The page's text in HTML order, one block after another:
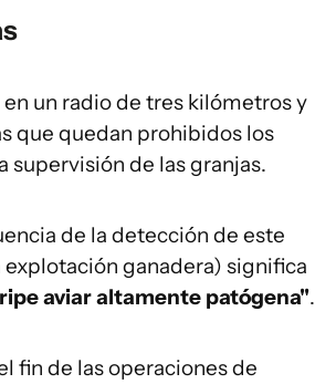
un radio de tres kilómetros y
que quedan prohibidos los
supervisión de las granjas.
de la detección de este
ganadera) significa
aviar altamente patógena".
fin de las operaciones de